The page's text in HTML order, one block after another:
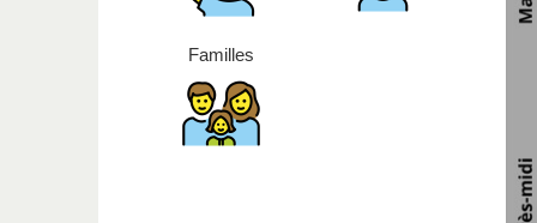
Familles